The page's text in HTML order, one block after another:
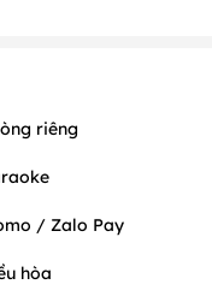
riêng
/ Zalo Pay
hòa